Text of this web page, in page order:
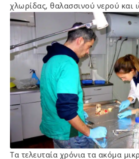
χλωρίδας, θαλασσινού νερού και
Τα τελευταία χρόνια τα ακόμα